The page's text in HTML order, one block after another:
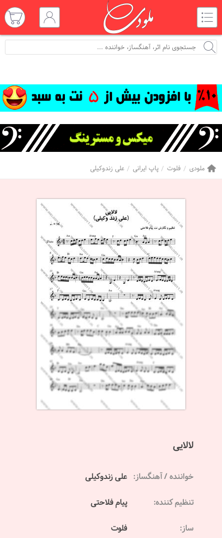
ملودی فلوت پاپ ایرانی علی زندوکیلی
لالایی
خواننده / آهنگساز: علی زندوکیلی
تنظیم کننده: پیام فلاحتی
ساز: فلوت